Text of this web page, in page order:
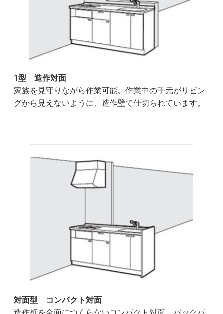
1型 造作対面
家族を見守りながら作業可能。作業中の手元がリビン
グから見えないように、造作壁で仕切られています。
対面型 コンパクト対面